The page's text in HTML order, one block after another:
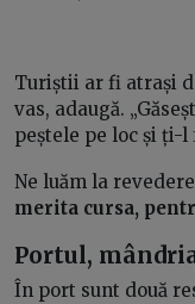
Turiștii ar fi atrași
vas, adaugă.
peștele pe loc și ți-
Ne luăm la
merita cursa,
Portul,
În port sunt două